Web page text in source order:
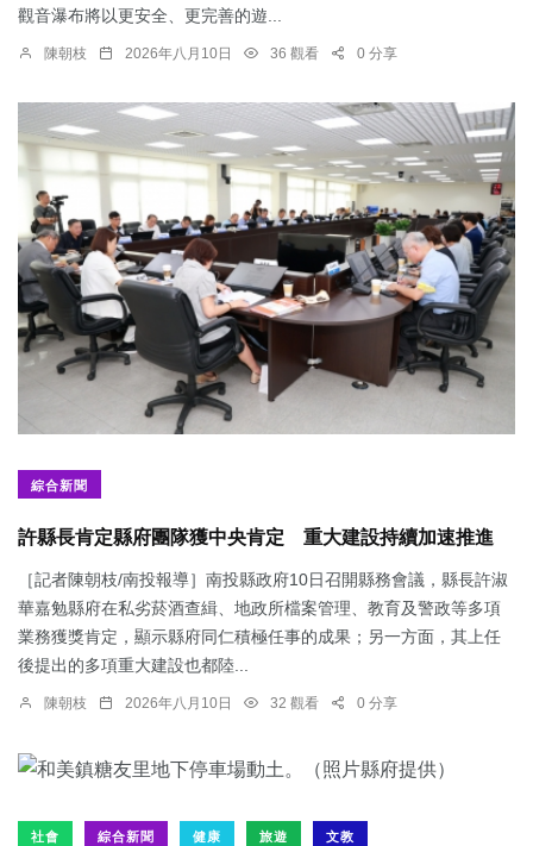
觀音瀑布將以更安全、更完善的遊...
陳朝枝 2026年八月10日 36 觀看 0 分享
綜合新聞
許縣長肯定縣府團隊獲中央肯定 重大建設持續加速推進
［記者陳朝枝/南投報導］南投縣政府10日召開縣務會議，縣長許淑
華嘉勉縣府在私劣菸酒查緝、地政所檔案管理、教育及警政等多項
業務獲獎肯定，顯示縣府同仁積極任事的成果；另一方面，其上任
後提出的多項重大建設也都陸...
陳朝枝 2026年八月10日 32 觀看 0 分享
社會 綜合新聞 健康 旅遊 文教